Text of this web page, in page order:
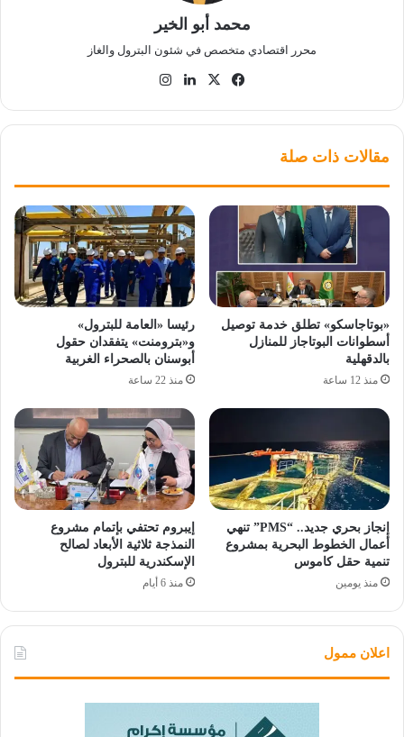
محمد أبو الخير
محرر اقتصادي متخصص في شئون البترول والغاز
فيسبوك
‫X لينكدإن
مقالات ذات صلة
«بوتاجاسكو» تطلق خدمة توصيل
أسطوانات البوتاجاز للمنازل
بالدقهلية
منذ 12 ساعة
رئيسا «العامة للبترول»
و«بترومنت» يتفقدان حقول
أبوسنان بالصحراء الغربية
منذ 22 ساعة
إنجاز بحري جديد.. “PMS” تنهي
أعمال الخطوط البحرية بمشروع
تنمية حقل كاموس
منذ يومين
إيبروم تحتفي بإتمام مشروع
النمذجة ثلاثية الأبعاد لصالح
الإسكندرية للبترول
منذ 6 أيام
اعلان ممول